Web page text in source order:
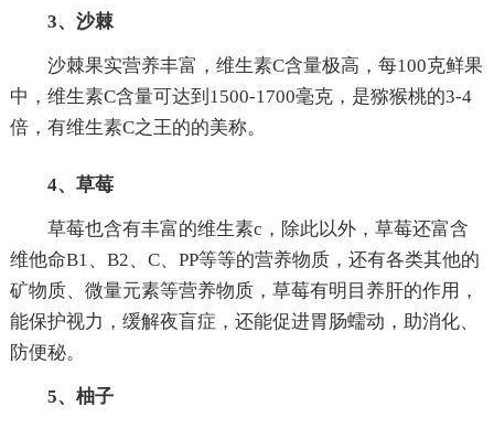
3、沙棘
沙棘果实营养丰富，维生素C含量极高，每100克鲜果
中，维生素C含量可达到1500-1700毫克，是猕猴桃的3-4
倍，有维生素C之王的的美称。
4、草莓
草莓也含有丰富的维生素c，除此以外，草莓还富含
维他命B1、B2、C、PP等等的营养物质，还有各类其他的
矿物质、微量元素等营养物质，草莓有明目养肝的作用，
能保护视力，缓解夜盲症，还能促进胃肠蠕动，助消化、
防便秘。
5、柚子